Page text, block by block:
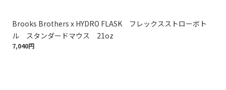
Brooks Brothers x HYDRO FLASK フレックスストローボト
ル スタンダードマウス 21oz
7,040円